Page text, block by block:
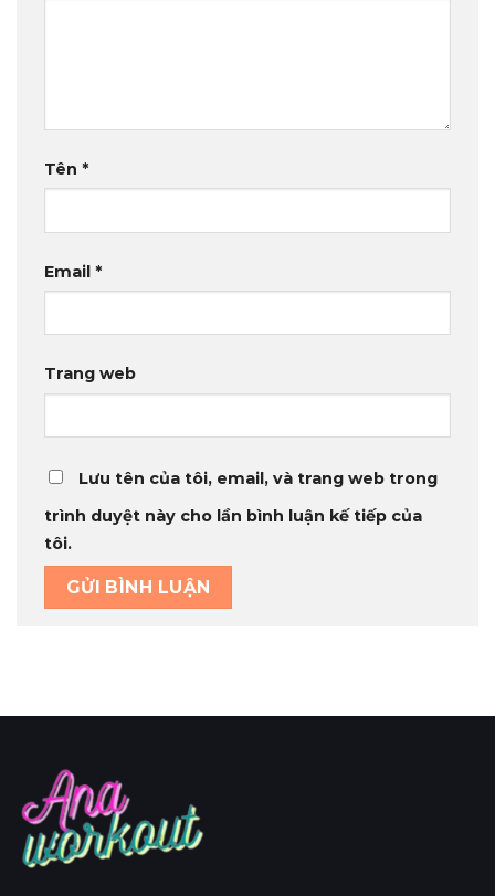
Tên *
Email *
Trang web
Lưu tên của tôi, email, và trang web trong
trình duyệt này cho lần bình luận kế tiếp của
tôi.